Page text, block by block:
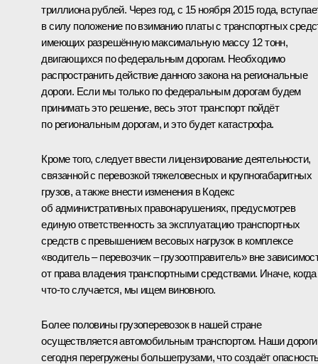
триллиона рублей. Через год, с 15 ноября 2015 года,
в силу положение по взиманию платы с транспортных
имеющих разрешённую максимальную массу 12 тонн,
двигающихся по федеральным дорогам. Необходимо
распространить действие данного закона на региональные
дороги. Если мы только по федеральным дорогам будем
принимать это решение, весь этот транспорт пойдёт
по региональным дорогам, и это будет катастрофа.
Кроме того, следует ввести лицензирование деятельности,
связанной с перевозкой тяжеловесных и крупногабаритных
грузов, а также внести изменения в Кодекс
об административных правонарушениях, предусмотрев
единую ответственность за эксплуатацию транспортных
средств с превышением весовых нагрузок в комплексе
«водитель – перевозчик – грузоотправитель» вне
от права владения транспортными средствами. Иначе, когда
что‑то случается, мы ищем виновного.
Более половины грузоперевозок в нашей стране
осуществляется автомобильным транспортом. Наши дороги
сегодня перегружены большегрузами, что создаёт